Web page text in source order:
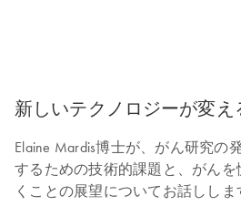
新しいテクノロジーが変え
Elaine Mardis博士が、がん研究の
するための技術的課題と、がん
くことの展望についてお話ししま